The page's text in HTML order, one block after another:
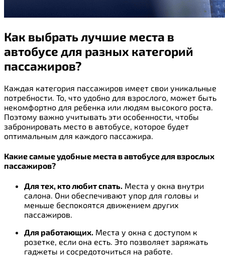
Как выбрать лучшие места в
автобусе для разных категорий
пассажиров?
Каждая категория пассажиров имеет свои уникальные
потребности. То, что удобно для взрослого, может быть
некомфортно для ребенка или людям высокого роста.
Поэтому важно учитывать эти особенности, чтобы
забронировать место в автобусе, которое будет
оптимальным для каждого пассажира.
Какие самые удобные места в автобусе для взрослых
пассажиров?
Для тех, кто любит спать. Места у окна внутри
салона. Они обеспечивают упор для головы и
меньше беспокоятся движением других
пассажиров.
Для работающих. Места у окна с доступом к
розетке, если она есть. Это позволяет заряжать
гаджеты и сосредоточиться на работе.